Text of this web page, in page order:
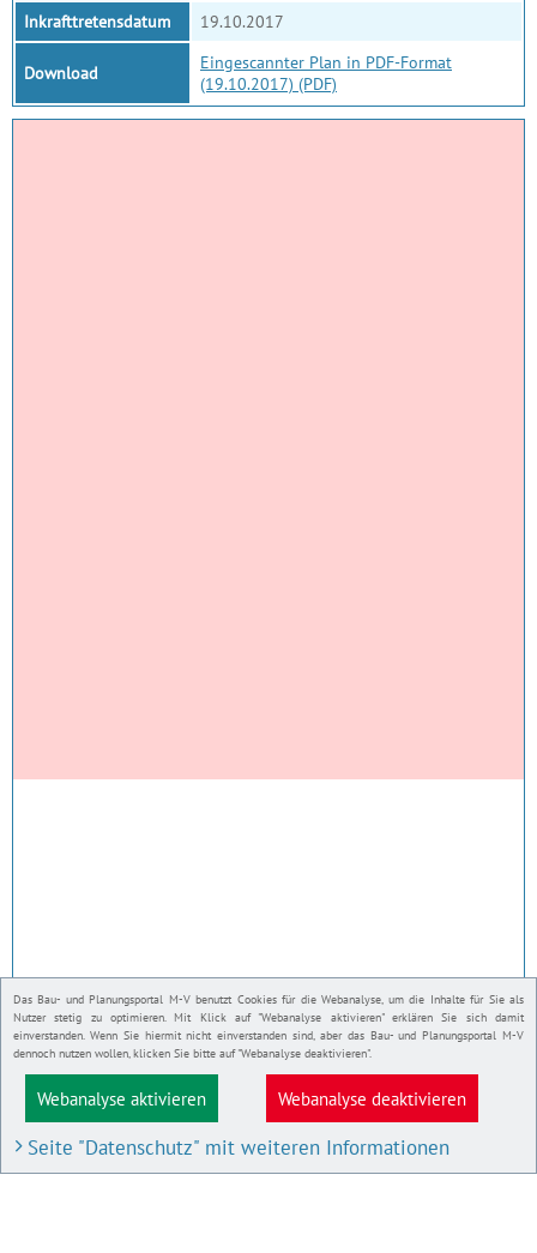
Das Bau- und Planungsportal M-V benutzt Cookies für die Webanalyse, um die Inhalte für Sie als
Nutzer stetig zu optimieren. Mit Klick auf "Webanalyse aktivieren" erklären Sie sich damit
einverstanden. Wenn Sie hiermit nicht einverstanden sind, aber das Bau- und Planungsportal M-V
dennoch nutzen wollen, klicken Sie bitte auf "Webanalyse deaktivieren".
Webanalyse aktivieren Webanalyse deaktivieren
Seite "Datenschutz" mit weiteren Informationen
Inkrafttretensdatum
19.10.2017
Download
Eingescannter Plan in PDF-Format
(19.10.2017) (PDF)